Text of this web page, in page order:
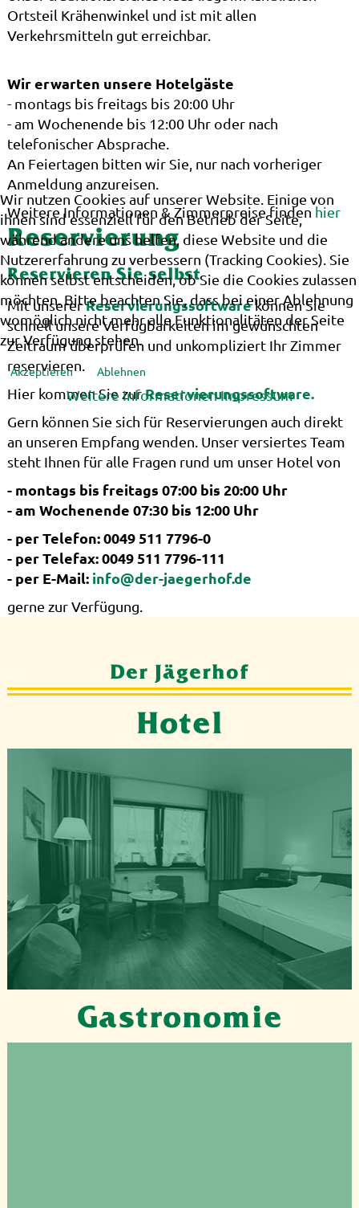
Ortsteil Krähenwinkel und ist mit allen
Verkehrsmitteln gut erreichbar.
Wir erwarten unsere Hotelgäste
- montags bis freitags bis 20:00 Uhr
- am Wochenende bis 12:00 Uhr oder nach
telefonischer Absprache.
An Feiertagen bitten wir Sie, nur nach vorheriger
Anmeldung anzureisen.
Weitere Informationen & Zimmerpreise finden hier
Reservierung
Reservieren Sie selbst
Mit unsererReservierungssoftwarekönnen Sie
schnell unsere Verfügbarkeiten im gewünschten
Zeitraum überprüfen und unkompliziert Ihr Zimmer
reservieren.
Hier kommen Sie zurReservierungssoftware.
Gern können Sie sich für Reservierungen auch direkt
an unseren Empfang wenden. Unser versiertes Team
steht Ihnen für alle Fragen rund um unser Hotel von
- montags bis freitags 07:00 bis 20:00 Uhr
- am Wochenende 07:30 bis 12:00 Uhr
- per Telefon: 0049 511 7796-0
- per Telefax: 0049 511 7796-111
- per E-Mail: info@der-jaegerhof.de
gerne zur Verfügung.
Der Jägerhof
Hotel
Gastronomie
Wir nutzen Cookies auf unserer Website. Einige von
ihnen sind essenziell für den Betrieb der Seite,
während andere uns helfen, diese Website und die
Nutzererfahrung zu verbessern (Tracking Cookies). Sie
können selbst entscheiden, ob Sie die Cookies zulassen
möchten. Bitte beachten Sie, dass bei einer Ablehnung
womöglich nicht mehr alle Funktionalitäten der Seite
zur Verfügung stehen.
Akzeptieren Ablehnen
Weitere InformationenImpressum